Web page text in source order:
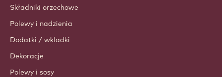
Składniki orzechowe
Polewy i nadzienia
Dodatki / wkladki
Dekoracje
Polewy i sosy